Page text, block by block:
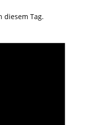
diesem Tag.